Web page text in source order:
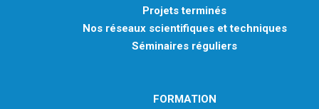
Projets terminés
Nos réseaux scientifiques et techniques
Séminaires réguliers
FORMATION